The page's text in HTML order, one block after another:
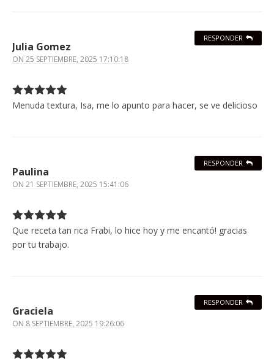
Julia Gomez
ON 25 SEPTIEMBRE, 2025 17:10:18
Menuda textura, Isa, me lo apunto para hacer, se ve delicioso
RESPONDER
Paulina
ON 21 SEPTIEMBRE, 2025 15:41:06
Que receta tan rica Frabi, lo hice hoy y me encantó! gracias
por tu trabajo.
RESPONDER
Graciela
ON 8 SEPTIEMBRE, 2025 19:26:06
RESPONDER